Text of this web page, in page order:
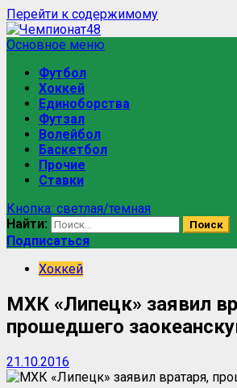
Перейти к содержимому
Основное меню
Футбол
Хоккей
Единоборства
Футзал
Волейбол
Баскетбол
Прочие
Ставки
Кнопка: светлая/темная
Найти:
Подписаться
Хоккей
МХК «Липецк» заявил
прошедшего
21.10.2016